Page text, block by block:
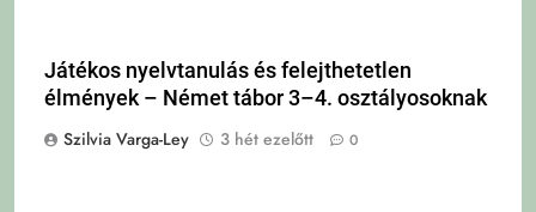
Játékos nyelvtanulás és felejthetetlen
élmények – Német tábor 3–4. osztályosoknak
Szilvia Varga-Ley
3 hét ezelőtt 0